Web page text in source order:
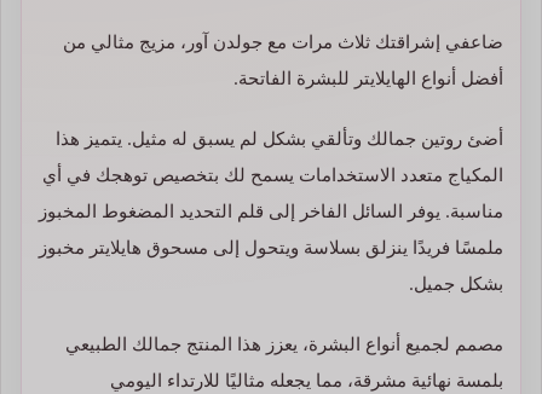
ضاعفي إشراقتك ثلاث مرات مع جولدن آور، مزيج مثالي من
أفضل أنواع الهايلايتر للبشرة الفاتحة.
أضئ روتين جمالك وتألقي بشكل لم يسبق له مثيل. يتميز هذا
المكياج متعدد الاستخدامات يسمح لك بتخصيص توهجك في أي
مناسبة. يوفر السائل الفاخر إلى قلم التحديد المضغوط المخبوز
ملمسًا فريدًا ينزلق بسلاسة ويتحول إلى مسحوق هايلايتر مخبوز
بشكل جميل.
مصمم لجميع أنواع البشرة، يعزز هذا المنتج جمالك الطبيعي
بلمسة نهائية مشرقة، مما يجعله مثاليًا للارتداء اليومي